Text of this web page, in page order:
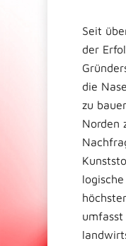
Seit
der
die
zu
Norden